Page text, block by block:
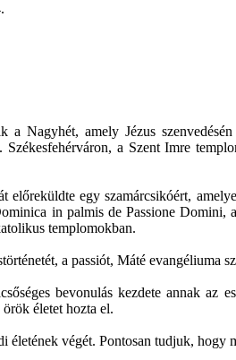
a Nagyhét, amely Jézus
a Szent Imre
előreküldte egy szamárcsikóért,
in palmis de Passione
templomokban.
a passiót, Máté evangéliuma
bevonulás kezdete annak az
életet hozta el.
életének végét. Pontosan tudjuk,